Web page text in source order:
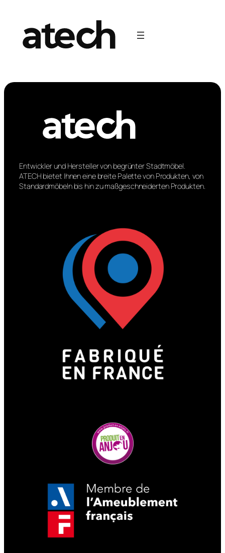
Inhalt
springen
Entwickler und Hersteller von begrünter Stadtmöbel.
ATECH bietet Ihnen eine breite Palette von Produkten, von
Standardmöbeln bis hin zu maßgeschneiderten Produkten.